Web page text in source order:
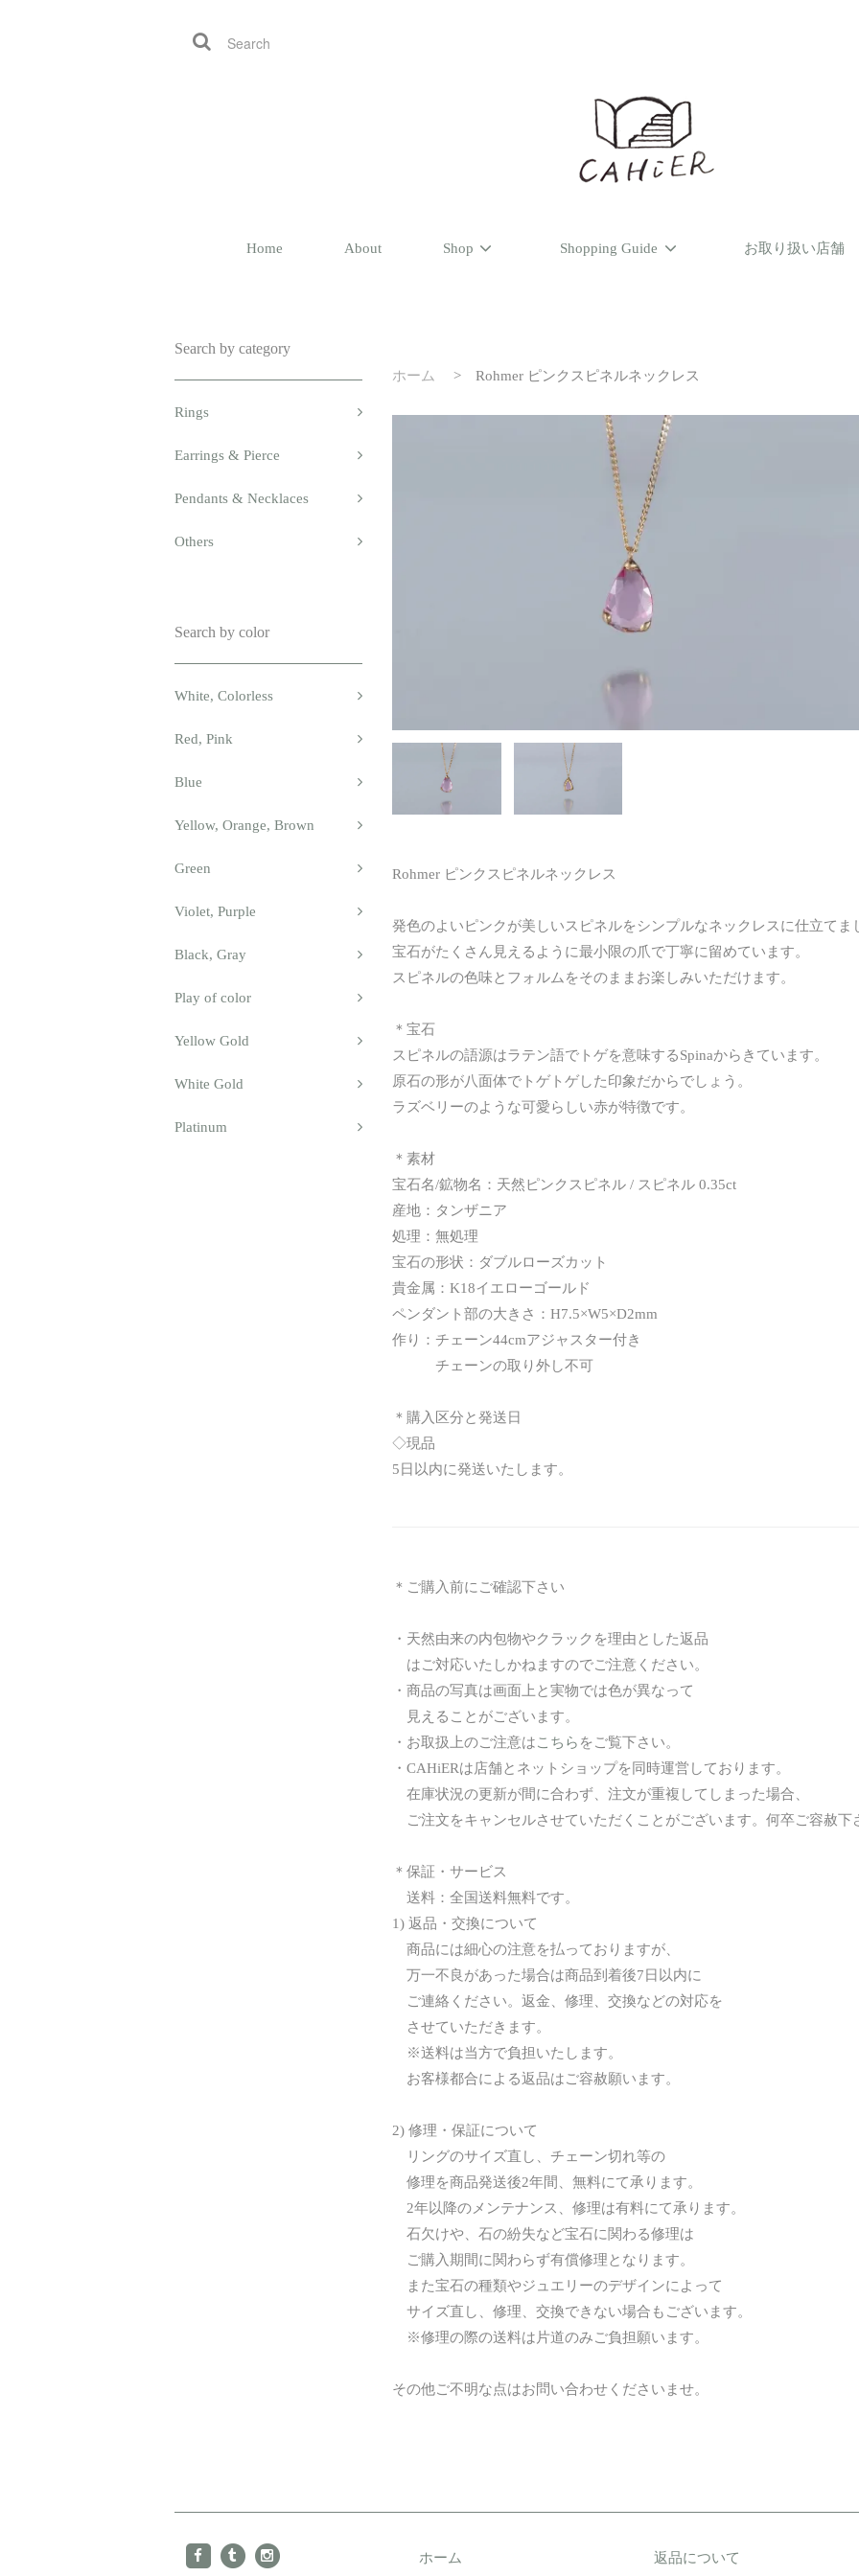
Home About Shop Shopping Guide お取り扱い店舗
Search by category
Rings
Earrings & Pierce
Pendants & Necklaces
Others
Search by color
White, Colorless
Red, Pink
Blue
Yellow, Orange, Brown
Green
Violet, Purple
Black, Gray
Play of color
Yellow Gold
White Gold
Platinum
ホーム > Rohmer ピンクスピネルネックレス
Rohmer ピンクスピネルネックレス
発色のよいピンクが美しいスピネルをシンプルなネックレスに仕立てま
宝石がたくさん見えるように最小限の爪で丁寧に留めています。
スピネルの色味とフォルムをそのままお楽しみいただけます。
＊宝石
スピネルの語源はラテン語でトゲを意味するSpinaからきています。
原石の形が八面体でトゲトゲした印象だからでしょう。
ラズベリーのような可愛らしい赤が特徴です。
＊素材
宝石名/鉱物名：天然ピンクスピネル / スピネル 0.35ct
産地：タンザニア
処理：無処理
宝石の形状：ダブルローズカット
貴金属：K18イエローゴールド
ペンダント部の大きさ：H7.5×W5×D2mm
作り：チェーン44cmアジャスター付き
チェーンの取り外し不可
＊購入区分と発送日
◇現品
5日以内に発送いたします。
＊ご購入前にご確認下さい
・天然由来の内包物やクラックを理由とした返品
はご対応いたしかねますのでご注意ください。
・商品の写真は画面上と実物では色が異なって
見えることがございます。
・お取扱上のご注意はこちら をご覧下さい。
・CAHiERは店舗とネットショップを同時運営しております。
在庫状況の更新が間に合わず、注文が重複してしまった場合、
ご注文をキャンセルさせていただくことがございます。何卒ご容赦下
＊保証・サービス
送料：全国送料無料です。
1) 返品・交換について
商品には細心の注意を払っておりますが、
万一不良があった場合は商品到着後7日以内に
ご連絡ください。返金、修理、交換などの対応を
させていただきます。
※送料は当方で負担いたします。
お客様都合による返品はご容赦願います。
2) 修理・保証について
リングのサイズ直し、チェーン切れ等の
修理を商品発送後2年間、無料にて承ります。
2年以降のメンテナンス、修理は有料にて承ります。
石欠けや、石の紛失など宝石に関わる修理は
ご購入期間に関わらず有償修理となります。
また宝石の種類やジュエリーのデザインによって
サイズ直し、修理、交換できない場合もございます。
※修理の際の送料は片道のみご負担願います。
その他ご不明な点はお問い合わせくださいませ。
ホーム 返品について